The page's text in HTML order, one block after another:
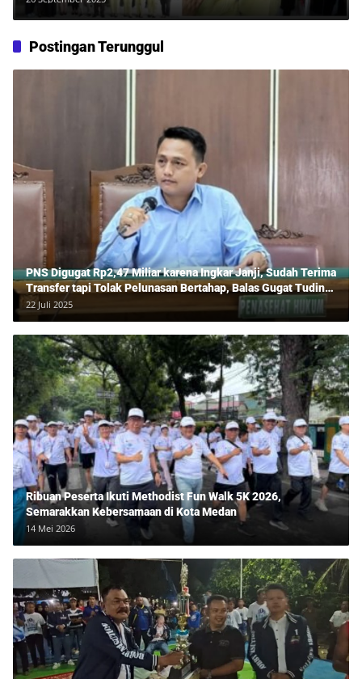
Postingan Terunggul
PNS Digugat Rp2,47 Miliar karena Ingkar Janji, Sudah Terima
Transfer tapi Tolak Pelunasan Bertahap, Balas Gugat Tuding
Lawan Tipu Rp850 Juta
22 Juli 2025
Ribuan Peserta Ikuti Methodist Fun Walk 5K 2026,
Semarakkan Kebersamaan di Kota Medan
14 Mei 2026